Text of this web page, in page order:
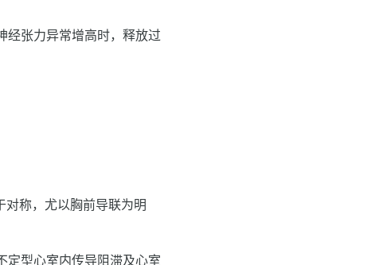
经张力异常增高时，释放过
对称，尤以胸前导联为明
定型心室内传导阻滞及心室